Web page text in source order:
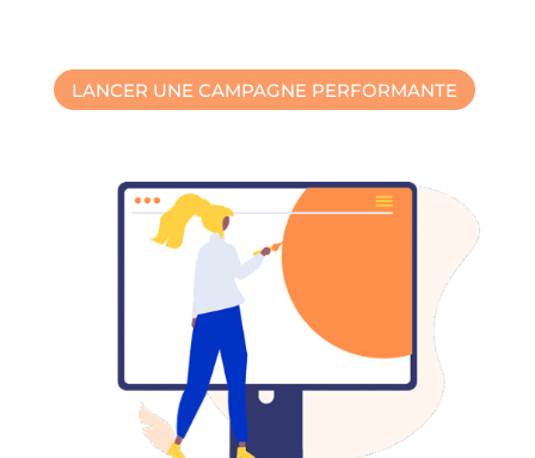
LANCER UNE CAMPAGNE PERFORMANTE